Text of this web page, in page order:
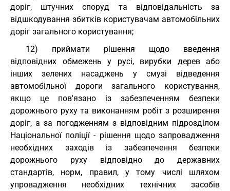
доріг, штучних споруд та відповідальність за
відшкодування збитків користувачам автомобільних
доріг загального користування;
12) приймати рішення щодо введення
відповідних обмежень у русі, вирубки дерев або
інших зелених насаджень у смузі відведення
автомобільної дороги загального користування,
якщо це пов'язано із забезпеченням безпеки
дорожнього руху та виконанням робіт з розширення
доріг, а за погодженням з відповідним підрозділом
Національної поліції - рішення щодо запровадження
необхідних заходів із забезпечення безпеки
дорожнього руху відповідно до державних
стандартів, норм, правил, у тому числі шляхом
упровадження необхідних технічних засобів